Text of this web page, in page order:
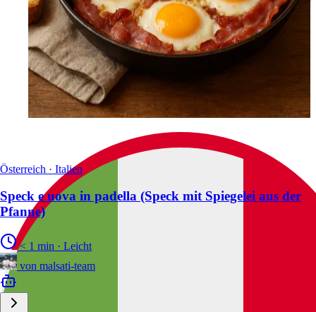
Österreich · Italien
Speck e uova in padella (Speck mit Spiegelei aus der
Pfanne)
< 1 min · Leicht
von malsati-team